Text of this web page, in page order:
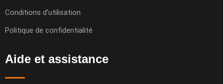
Conditions d’utilisation
Politique de confidentialité
Aide et assistance